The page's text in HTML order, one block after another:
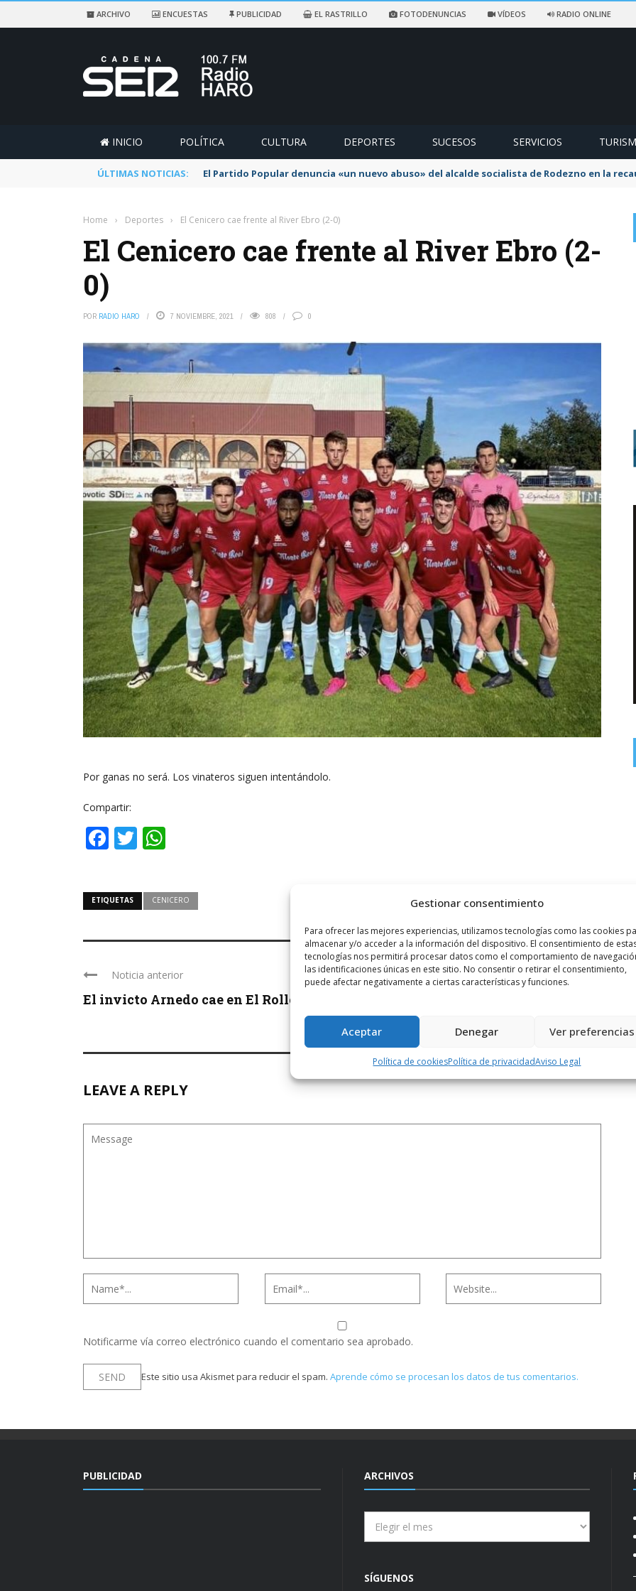
Gestionar consentimiento
Para ofrecer las mejores experiencias, utilizamos tecnologías como las cookies
almacenar y/o acceder a la información del dispositivo. El consentimiento de
tecnologías nos permitirá procesar datos como el comportamiento de
las identificaciones únicas en este sitio. No consentir o retirar el consentimiento,
puede afectar negativamente a ciertas características y funciones.
Aceptar Denegar Ver preferencias
Política de cookiesPolítica de privacidadAviso Legal
ARCHIVO ENCUESTAS PUBLICIDAD EL RASTRILLO FOTODENUNCIAS VÍDEOS RADIO ONLINE
INICIO POLÍTICA CULTURA DEPORTES SUCESOS SERVICIOS
ÚLTIMAS NOTICIAS: El Partido Popular denuncia «un nuevo abuso» del alcalde socialista de Rodezno en la
Home › Deportes › El Cenicero cae frente al River Ebro (2-0)
El Cenicero cae frente al River Ebro (2-
0)
POR RADIO HARO 7 NOVIEMBRE, 2021 808 0
Por ganas no será. Los vinateros siguen intentándolo.
Compartir:
Facebook
Twitter
ETIQUETAS CENICERO
Noticia anterior
El invicto Arnedo cae en El Rollo ...
Siguiente noticia
LEAVE A REPLY
Notificarme vía correo electrónico cuando el comentario sea aprobado.
Este sitio usa Akismet para reducir el spam. Aprende cómo se procesan los datos de tus comentarios.
PUBLICIDAD ARCHIVOS
SÍGUENOS